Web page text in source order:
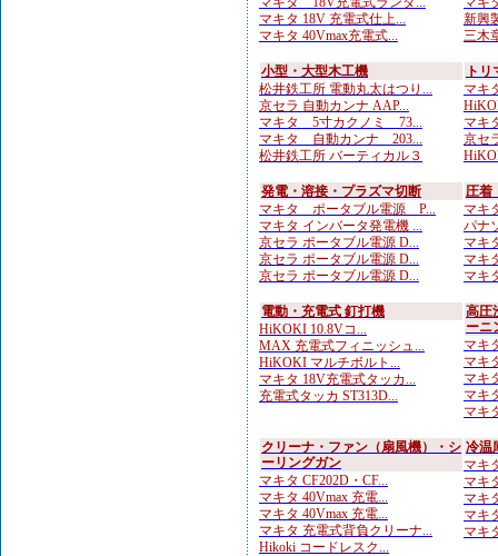
マキタ 18V 充電式仕上...
マキタ 40Vmax充電式...
新興
三木
小型・大型木工機
松井鉄工所 電動丸太はつり...
京セラ 自動カンナ AAP...
マキタ 5寸カクノミ 73...
マキタ 自動カンナ 203...
松井鉄工所 バーティカル３
ト
マキ
マキ
京セ
発電・溶接・プラズマ切断
マキタ ポータブル電源 P...
マキタ インバータ発電機 ...
京セラ ポータブル電源 D...
京セラ ポータブル電源 D...
京セラ ポータブル電源 D...
圧着
マキ
パナ
マキ
マキ
マキ
電動・充電式 釘打機
HiKOKI 10.8Vコ...
MAX 充電式フィニッシュ...
HiKOKI マルチボルト...
マキタ 18V充電式タッカ...
充電式タッカ ST313D...
高圧
ーニ
マキ
マキ
マキ
マキ
マキ
クリーナ・ファン（扇風機）・シ
ーリングガン
マキタ CF202D・CF...
マキタ 40Vmax 充電...
マキタ 40Vmax 充電...
マキタ 充電式背負クリーナ...
Hikoki コードレスク...
冷温
マキ
マキ
マキ
マキ
マキ